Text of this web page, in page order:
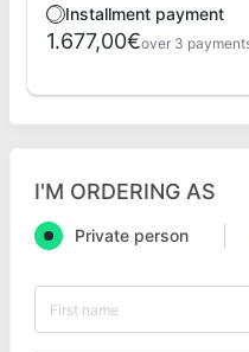
Installment payment
1.677,00€over 3
I'M ORDERING AS
Private person